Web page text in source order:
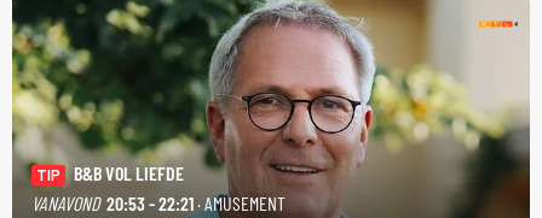
TIP
B&B VOL LIEFDE
VANAVOND 20:53 - 22:21· AMUSEMENT